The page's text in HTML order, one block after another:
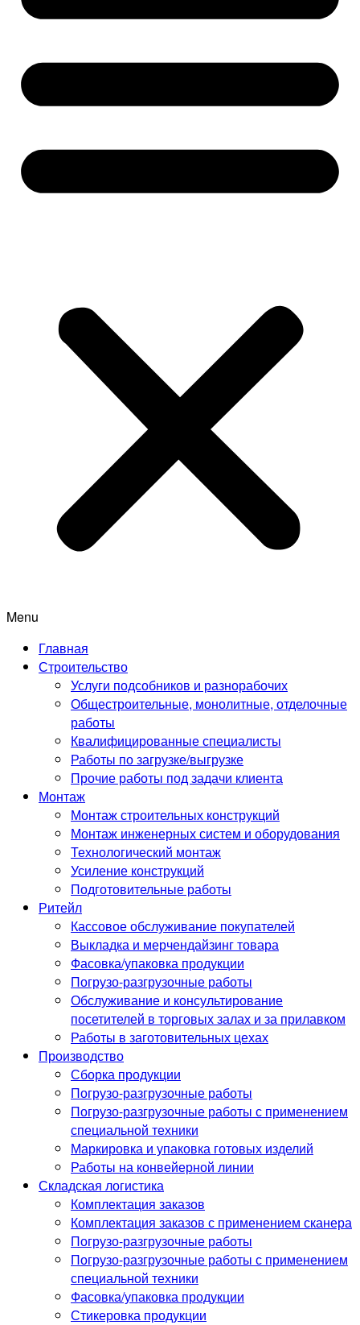
Menu
Главная
Строительство
Услуги подсобников и разнорабочих
Общестроительные, монолитные, отделочные
работы
Квалифицированные специалисты
Работы по загрузке/выгрузке
Прочие работы под задачи клиента
Монтаж
Монтаж строительных конструкций
Монтаж инженерных систем и оборудования
Технологический монтаж
Усиление конструкций
Подготовительные работы
Ритейл
Кассовое обслуживание покупателей
Выкладка и мерчендайзинг товара
Фасовка/упаковка продукции
Погрузо-разгрузочные работы
Обслуживание и консультирование
посетителей в торговых залах и за прилавком
Работы в заготовительных цехах
Производство
Сборка продукции
Погрузо-разгрузочные работы
Погрузо-разгрузочные работы с применением
специальной техники
Маркировка и упаковка готовых изделий
Работы на конвейерной линии
Складская логистика
Комплектация заказов
Комплектация заказов с применением сканера
Погрузо-разгрузочные работы
Погрузо-разгрузочные работы с применением
специальной техники
Фасовка/упаковка продукции
Стикеровка продукции